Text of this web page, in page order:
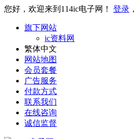
您好，欢迎来到114ic电子网！ 登录 ，
旗下网站
ic资料网
繁体中文
网站地图
会员套餐
广告服务
付款方式
联系我们
在线咨询
诚信监督